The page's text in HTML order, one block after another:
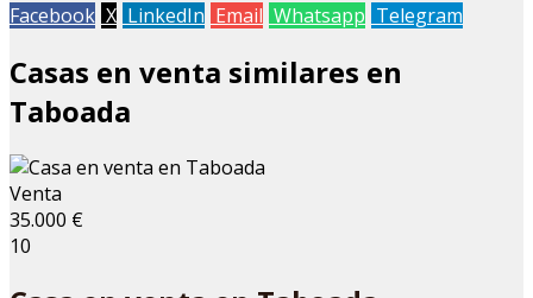
Facebook X LinkedIn Email Whatsapp Telegram
Casas en venta similares en
Taboada
Venta
35.000 €
10